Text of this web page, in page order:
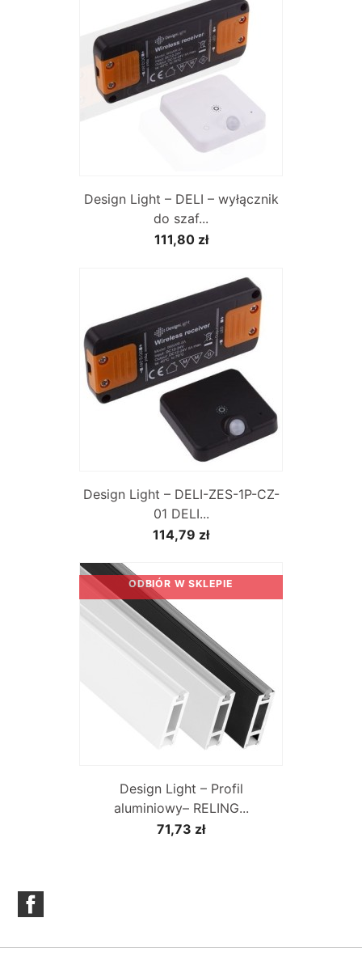
Design Light – DELI – wyłącznik
do szaf...
111,80 zł
Design Light – DELI-ZES-1P-CZ-
01 DELI...
114,79 zł
Design Light – Profil
aluminiowy– RELING...
71,73 zł
ODBIÓR W SKLEPIE